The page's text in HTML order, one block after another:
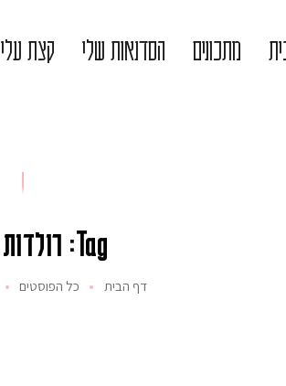
מתכונים הסדנאות שלי קצת עלי
Tag: רולדות שמרים
דף הבית כל הפוסטים